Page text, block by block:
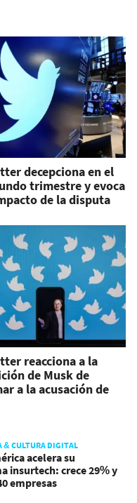
decepciona en el
trimestre y evoca
de la disputa
reacciona a la
de Musk de
a la acusación de
& CULTURA DIGITAL
acelera su
insurtech: crece 29% y
empresas